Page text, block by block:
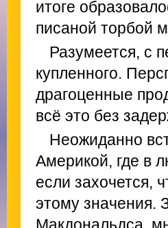
итоге
писаной торбой
Разумеется, с
купленного.
драгоценные
всё это без
Неожиданно
Америкой, где в
если захочется,
этому значения.